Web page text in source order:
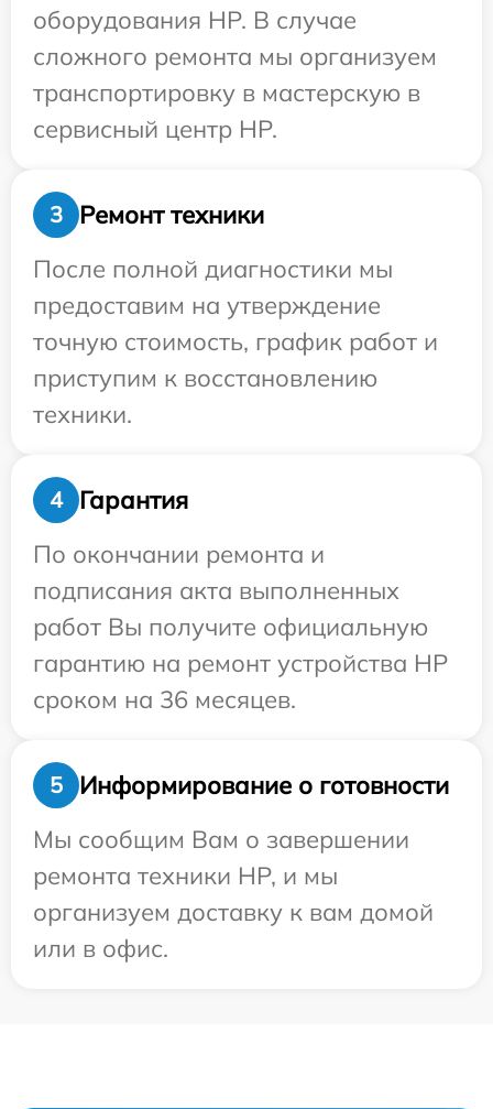
оборудования HP. В случае
сложного ремонта мы организуем
транспортировку в мастерскую в
сервисный центр HP.
3
Ремонт техники
После полной диагностики мы
предоставим на утверждение
точную стоимость, график работ и
приступим к восстановлению
техники.
4
Гарантия
По окончании ремонта и
подписания акта выполненных
работ Вы получите официальную
гарантию на ремонт устройства HP
сроком на 36 месяцев.
5
Информирование о готовности
Мы сообщим Вам о завершении
ремонта техники HP, и мы
организуем доставку к вам домой
или в офис.